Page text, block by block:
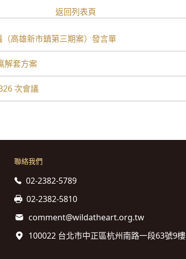
返回列表頁
高雄新市鎮第三期案）發言單
解套方案
次會議
聯絡我們
02-2382-5789
02-2382-5810
comment@wildatheart.org.tw
100022 台北市中正區杭州南路一段63號9樓